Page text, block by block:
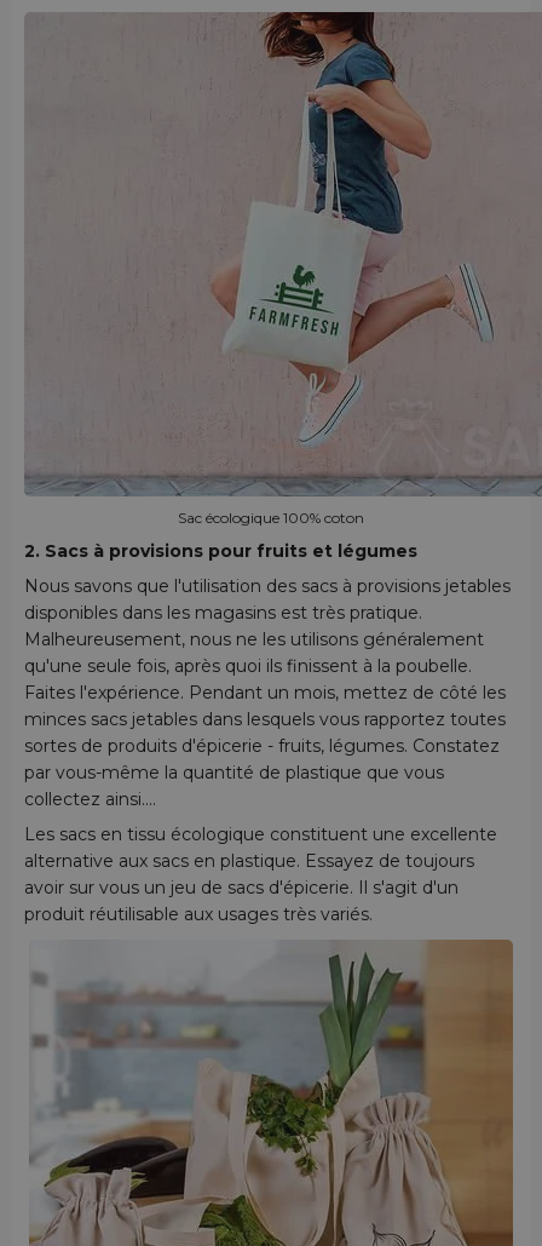
Sac écologique 100% coton
2. Sacs à provisions pour fruits et légumes
Nous savons que l'utilisation des sacs à provisions jetables
disponibles dans les magasins est très pratique.
Malheureusement, nous ne les utilisons généralement
qu'une seule fois, après quoi ils finissent à la poubelle.
Faites l'expérience. Pendant un mois, mettez de côté les
minces sacs jetables dans lesquels vous rapportez toutes
sortes de produits d'épicerie - fruits, légumes. Constatez
par vous-même la quantité de plastique que vous
collectez ainsi....
Les sacs en tissu écologique constituent une excellente
alternative aux sacs en plastique. Essayez de toujours
avoir sur vous un jeu de sacs d'épicerie. Il s'agit d'un
produit réutilisable aux usages très variés.